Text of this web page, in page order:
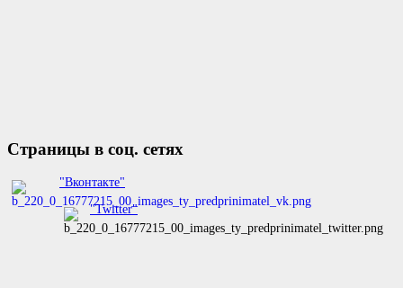
Страницы в соц. сетях
"Вконтакте"
"Twitter"